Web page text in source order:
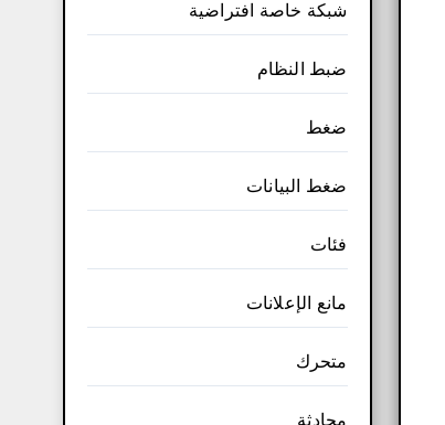
شبكة خاصة افتراضية
ضبط النظام
ضغط
ضغط البيانات
فئات
مانع الإعلانات
متحرك
محادثة